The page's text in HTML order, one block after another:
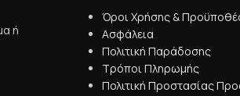
ή
Όροι Χρήσης &
Ασφάλεια
Πολιτική Παράδοσης
Τρόποι Πληρωμής
Πολιτική Προστασίας